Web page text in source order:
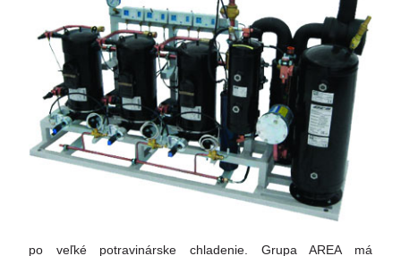
po veľké potravinárske chladenie. Grupa AREA má